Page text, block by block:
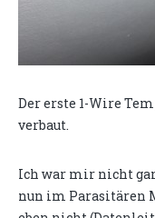
Der erste 1-Wire
verbaut.
Ich war mir nicht
nun im Parasitären